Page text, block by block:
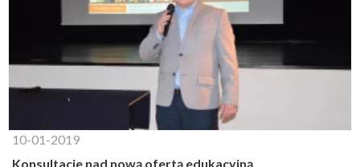
10-01-2019
Konsultacje nad nową ofertą edukacyjną